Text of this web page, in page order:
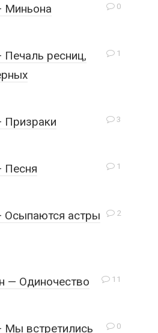
0
Миньона
1
ресниц,
3
Призраки
1
Песня
2
Осыпаются астры
11
— Одиночество
0
Мы встретились